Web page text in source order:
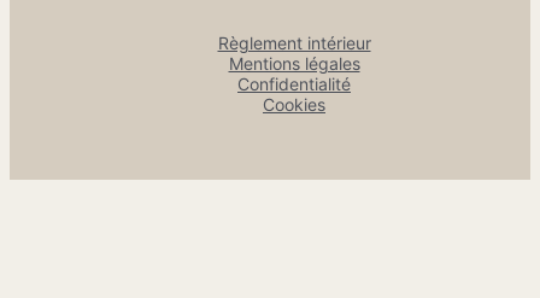
Règlement intérieur
Mentions légales
Confidentialité
Cookies